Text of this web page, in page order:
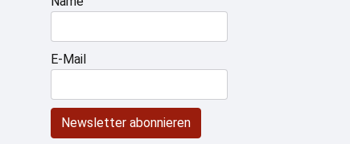
E-Mail
Newsletter abonnieren